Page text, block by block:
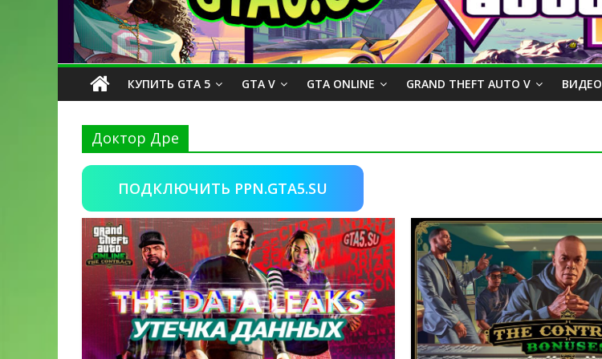
КУПИТЬ GTA 5 GTA V GTA ONLINE GRAND THEFT AUTO V ВИДЕО
Доктор Дре
ПОДКЛЮЧИТЬ PPN.GTA5.SU